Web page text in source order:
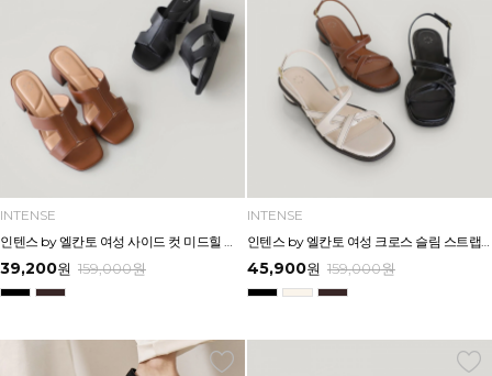
INTENSE
39,200원 159,000원
INTENSE
45,900원 159,000원